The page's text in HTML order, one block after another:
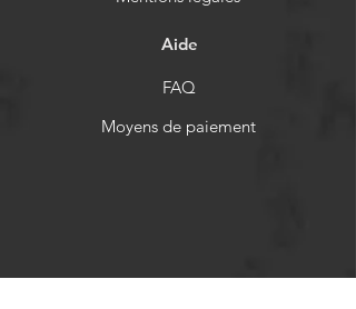
Aide
FAQ
Moyens de paiement